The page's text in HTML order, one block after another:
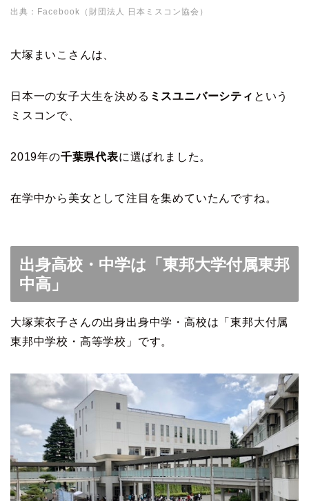
出典：Facebook（財団法人 日本ミスコン協会）
大塚まいこさんは、
日本一の女子大生を決める ミスユニバーシティ という
ミスコンで、
2019年の千葉県代表に選ばれました。
在学中から美女として注目を集めていたんですね。
出身高校・中学は「東邦大学付属東邦
中高」
大塚茉衣子さんの出身出身中学・高校は「東邦大付属
東邦中学校・高等学校」です。